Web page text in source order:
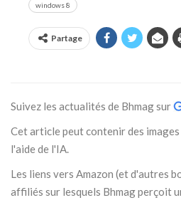
windows 8
Partage
Suivez les actualités de Bhmag sur
Cet article peut contenir des
l'aide de l'IA.
Les liens vers Amazon (et d'autres
affiliés sur lesquels Bhmag perçoit